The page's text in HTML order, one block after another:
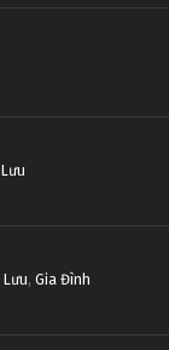
, Gia Đình